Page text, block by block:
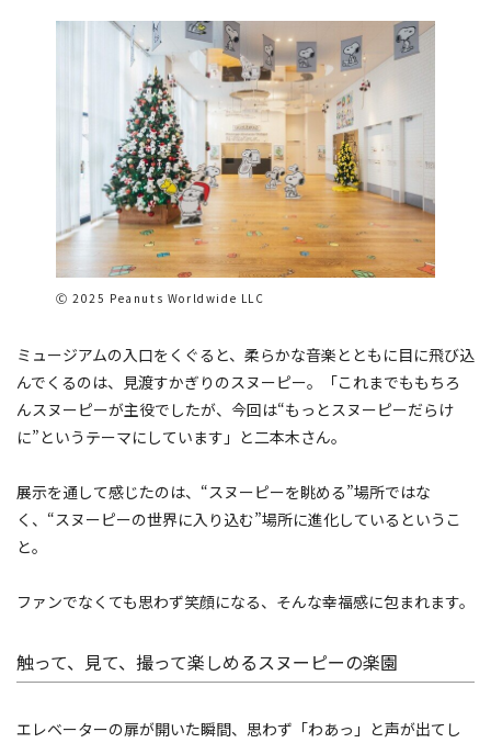
Ⓒ 2025 Peanuts Worldwide LLC
ミュージアムの入口をくぐると、柔らかな音楽とともに目に飛び込
んでくるのは、見渡すかぎりのスヌーピー。「これまでももちろ
んスヌーピーが主役でしたが、今回は“もっとスヌーピーだらけ
に”というテーマにしています」と二本木さん。
展示を通して感じたのは、“スヌーピーを眺める”場所ではな
く、“スヌーピーの世界に入り込む”場所に進化しているというこ
と。
ファンでなくても思わず笑顔になる、そんな幸福感に包まれます。
触って、見て、撮って楽しめるスヌーピーの楽園
エレベーターの扉が開いた瞬間、思わず「わあっ」と声が出てし